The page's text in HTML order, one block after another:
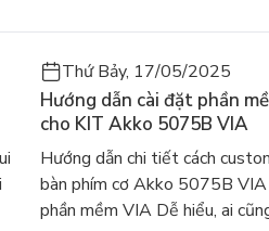
Thứ Bảy, 17/05/2025
Hướng dẫn cài đặt phần
cho KIT Akko 5075B VIA
Hướng dẫn chi tiết cách
bàn phím cơ Akko 5075B VIA
phần mềm VIA Dễ hiểu, ai